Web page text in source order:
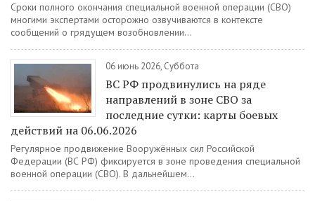
Сроки полного окончания специальной военной операции (СВО)
многими экспертами осторожно озвучиваются в контексте
сообщений о грядущем возобновлении...
06 июнь 2026, Суббота
ВС РФ продвинулись на ряде
направлений в зоне СВО за
последние сутки: карты боевых
действий на 06.06.2026
Регулярное продвижение Вооружённых сил Российской
Федерации (ВС РФ) фиксируется в зоне проведения специальной
военной операции (СВО). В дальнейшем...